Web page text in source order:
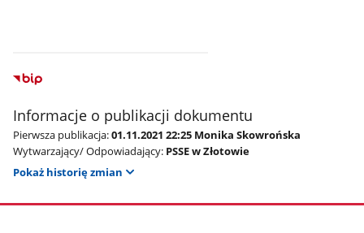
Informacje o publikacji dokumentu
Pierwsza publikacja:01.11.2021 22:25 Monika Skowrońska
Wytwarzający/ Odpowiadający: PSSE w Złotowie
Pokaż historię zmian